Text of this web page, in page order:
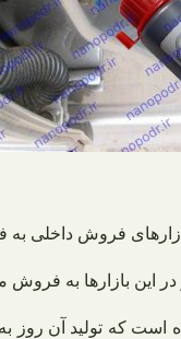
فروش داخلی
در این بازارها به
که تولید آن روز